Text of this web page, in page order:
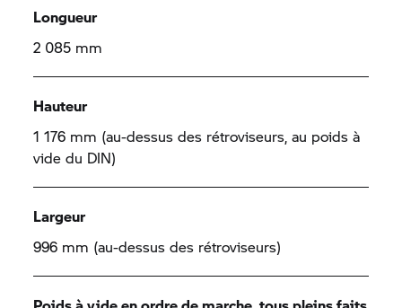
Longueur
2 085 mm
Hauteur
1 176 mm (au-dessus des rétroviseurs, au poids à
vide du DIN)
Largeur
996 mm (au-dessus des rétroviseurs)